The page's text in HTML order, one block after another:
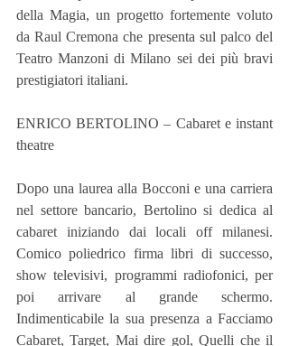
della Magia, un progetto fortemente voluto
da Raul Cremona che presenta sul palco del
Teatro Manzoni di Milano sei dei più bravi
prestigiatori italiani.
ENRICO BERTOLINO – Cabaret e instant
theatre
Dopo una laurea alla Bocconi e una carriera
nel settore bancario, Bertolino si dedica al
cabaret iniziando dai locali off milanesi.
Comico poliedrico firma libri di successo,
show televisivi, programmi radiofonici, per
poi arrivare al grande schermo.
Indimenticabile la sua presenza a Facciamo
Cabaret, Target, Mai dire gol, Quelli che il